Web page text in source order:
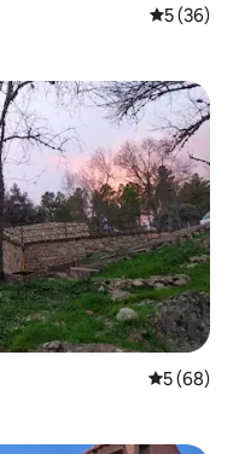
Prosječna
5 (36)
„Odabrali gosti”
Prosječna
5 (68)